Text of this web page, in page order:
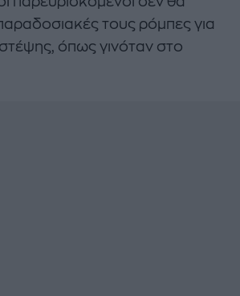
τους ρόμπες για
όπως γινόταν στο